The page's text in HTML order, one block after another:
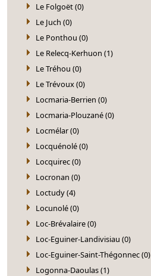
Le Folgoët (0)
Le Juch (0)
Le Ponthou (0)
Le Relecq-Kerhuon (1)
Le Tréhou (0)
Le Trévoux (0)
Locmaria-Berrien (0)
Locmaria-Plouzané (0)
Locmélar (0)
Locquénolé (0)
Locquirec (0)
Locronan (0)
Loctudy (4)
Locunolé (0)
Loc-Brévalaire (0)
Loc-Eguiner-Landivisiau (0)
Loc-Eguiner-Saint-Thégonnec (0)
Logonna-Daoulas (1)